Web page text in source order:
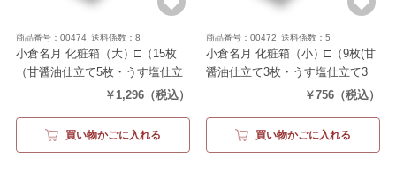
商品番号：00474 送料係数：8
小倉名月 化粧箱（大）□（15枚
（甘醤油仕立て5枚・うす塩仕立
て5枚・カレー仕立て5枚））
￥1,296 （税込）
買い物かごに入れる
商品番号：00472 送料係数：5
小倉名月 化粧箱（小）□（9枚(甘
醤油仕立て3枚・うす塩仕立て3
枚・カレー仕立て3枚)）
￥756 （税込）
買い物かごに入れる